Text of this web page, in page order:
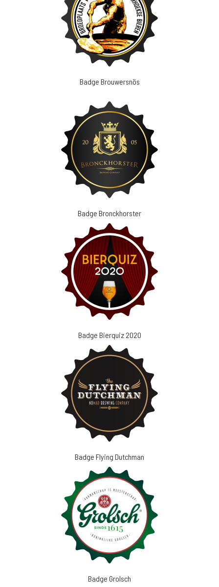
Badge Brouwersnös
Badge Bronckhorster
Badge Bierquiz 2020
Badge Flying Dutchman
Badge Grolsch